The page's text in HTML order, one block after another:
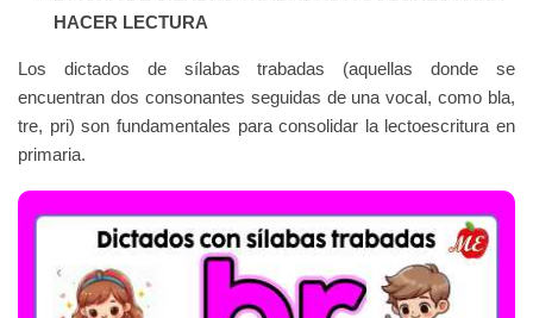
HACER LECTURA
Los dictados de sílabas trabadas (aquellas donde se
encuentran dos consonantes seguidas de una vocal, como bla,
tre, pri) son fundamentales para consolidar la lectoescritura en
primaria.